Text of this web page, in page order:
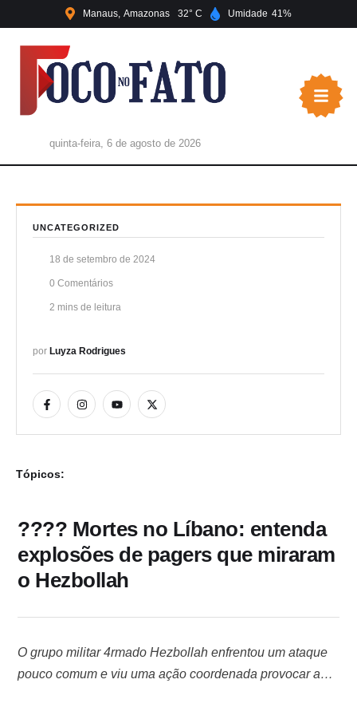
Manaus Amazonas 32 Umidade 41
quinta-feira, 6 de agosto de 2026
UNCATEGORIZED
18 de setembro de 2024
0 Comentários
2 mins de leitura
por Luyza Rodrigues
Tópicos:
???? Mortes no Líbano: entenda
explosões de pagers que miraram
o Hezbollah
O grupo militar 4rmado Hezbollah enfrentou um ataque
pouco comum e viu uma ação coordenada provocar a